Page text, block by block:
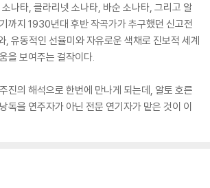
나타, 클라리넷 소나타, 바순 소나타, 그리고 알
까지 1930년대 후반 작곡가가 추구했던 신고전
, 유동적인 선율미와 자유로운 색채로 진보적 세계
을 보여주는 걸작이다.
진의 해석으로 한번에 만나게 되는데, 알토 호른
독을 연주자가 아닌 전문 연기자가 맡은 것이 이